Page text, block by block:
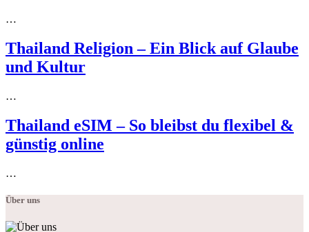
…
Thailand Religion – Ein Blick auf Glaube
und Kultur
…
Thailand eSIM – So bleibst du flexibel &
günstig online
…
Über uns